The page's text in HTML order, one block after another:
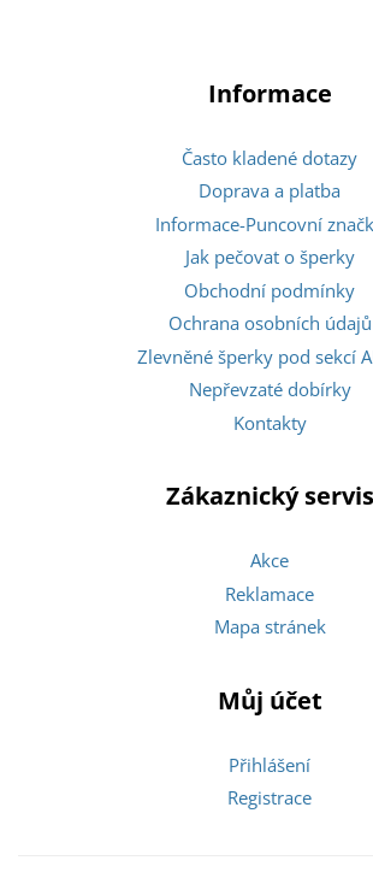
Informace
Často kladené dotazy
Doprava a platba
Informace-Puncovní
Jak pečovat o šperky
Obchodní podmínky
Ochrana osobních údajů
Zlevněné šperky pod sekcí
Nepřevzaté dobírky
Kontakty
Zákaznický servis
Akce
Reklamace
Mapa stránek
Můj účet
Přihlášení
Registrace